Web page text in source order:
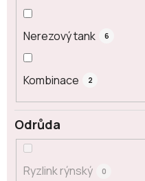
Odrůda
Ryzlink rýnský 0
Nerezový tank 6
Kombinace 2